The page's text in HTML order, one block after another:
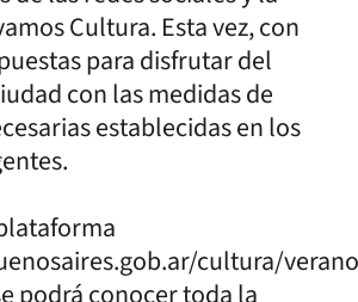
Cultura. Esta vez, con
para disfrutar del
con las medidas de
establecidas en los
cultura/